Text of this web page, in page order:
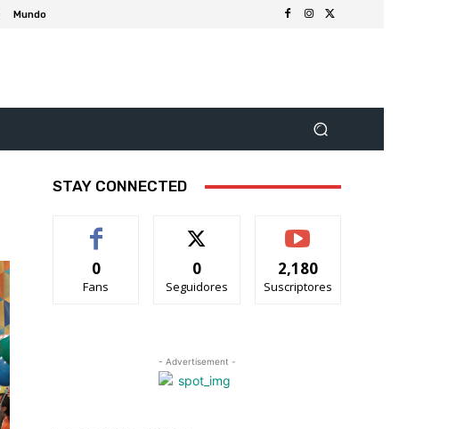
Mundo
STAY CONNECTED
0
Fans
0
Seguidores
2,180
Suscriptores
- Advertisement -